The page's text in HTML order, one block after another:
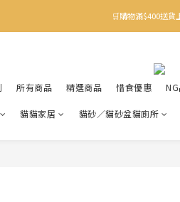
✨下載Three Little Meow
🛒購物滿$400送貨
所有商品 精選商品 惜食優惠
貓貓家居 貓砂／貓砂盆貓廁所